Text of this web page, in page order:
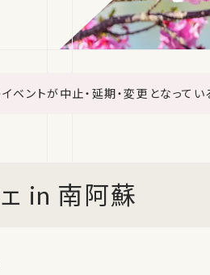
ベントが中止・延期・変更となって
in 南阿蘇